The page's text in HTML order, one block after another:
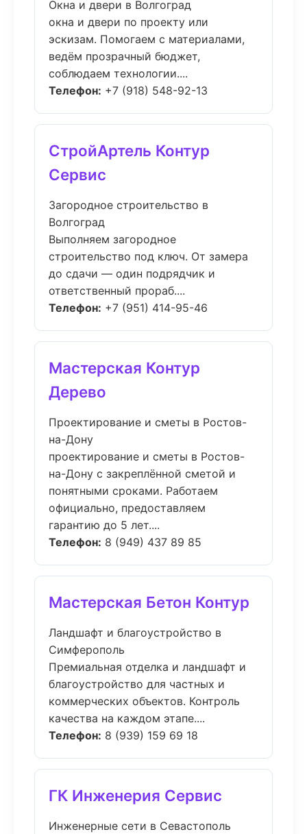
Окна и двери в Волгоград
окна и двери по проекту или
эскизам. Помогаем с материалами,
ведём прозрачный бюджет,
соблюдаем технологии....
Телефон: +7 (918) 548-92-13
СтройАртель Контур
Сервис
Загородное строительство в
Волгоград
Выполняем загородное
строительство под ключ. От замера
до сдачи — один подрядчик и
ответственный прораб....
Телефон: +7 (951) 414-95-46
Мастерская Контур
Дерево
Проектирование и сметы в Ростов-
на-Дону
проектирование и сметы в Ростов-
на-Дону с закреплённой сметой и
понятными сроками. Работаем
официально, предоставляем
гарантию до 5 лет....
Телефон: 8 (949) 437 89 85
Мастерская Бетон Контур
Ландшафт и благоустройство в
Симферополь
Премиальная отделка и ландшафт и
благоустройство для частных и
коммерческих объектов. Контроль
качества на каждом этапе....
Телефон: 8 (939) 159 69 18
ГК Инженерия Сервис
Инженерные сети в Севастополь